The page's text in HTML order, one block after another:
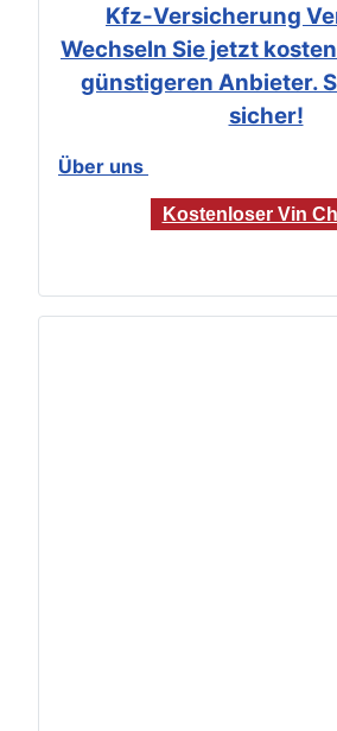
Kfz-Versicherung
Wechseln Sie jetzt
günstigeren Anbieter.
sicher!
Über uns
Kostenloser Vin